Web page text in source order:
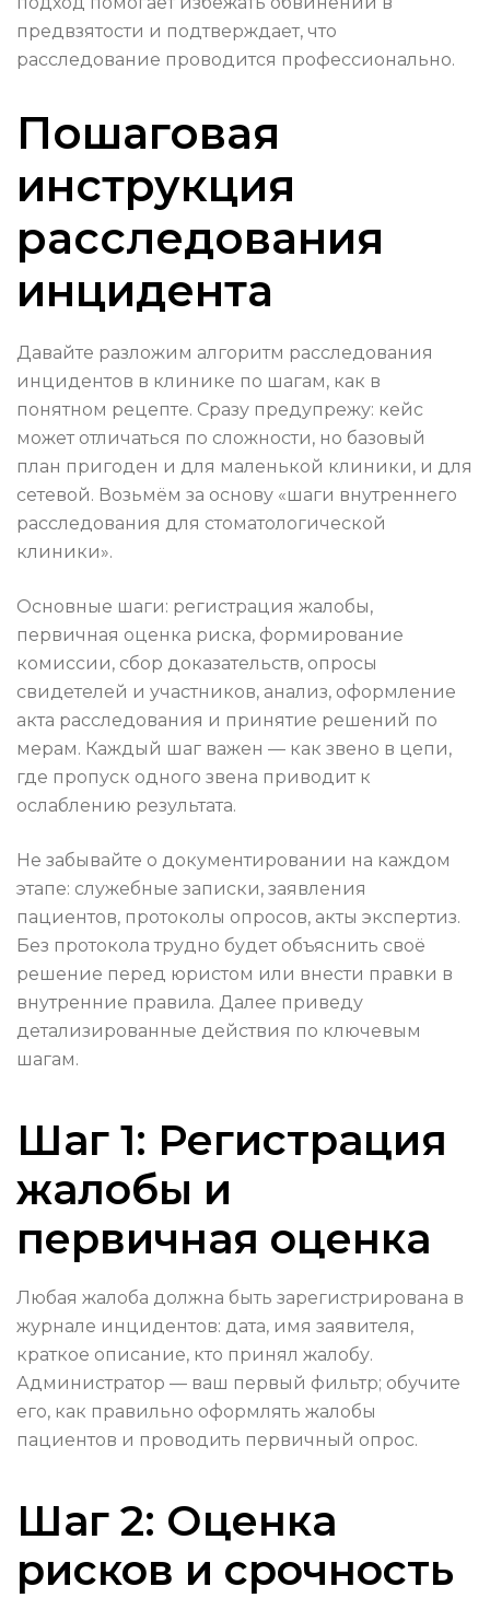
предвзятости и подтверждает, что
расследование проводится профессионально.
Пошаговая
инструкция
расследования
инцидента
Давайте разложим алгоритм расследования
инцидентов в клинике по шагам, как в
понятном рецепте. Сразу предупрежу: кейс
может отличаться по сложности, но базовый
план пригоден и для маленькой клиники, и для
сетевой. Возьмём за основу «шаги внутреннего
расследования для стоматологической
клиники».
Основные шаги: регистрация жалобы,
первичная оценка риска, формирование
комиссии, сбор доказательств, опросы
свидетелей и участников, анализ, оформление
акта расследования и принятие решений по
мерам. Каждый шаг важен — как звено в цепи,
где пропуск одного звена приводит к
ослаблению результата.
Не забывайте о документировании на каждом
этапе: служебные записки, заявления
пациентов, протоколы опросов, акты экспертиз.
Без протокола трудно будет объяснить своё
решение перед юристом или внести правки в
внутренние правила. Далее приведу
детализированные действия по ключевым
шагам.
Шаг 1: Регистрация
жалобы и
первичная оценка
Любая жалоба должна быть зарегистрирована в
журнале инцидентов: дата, имя заявителя,
краткое описание, кто принял жалобу.
Администратор — ваш первый фильтр; обучите
его, как правильно оформлять жалобы
пациентов и проводить первичный опрос.
Шаг 2: Оценка
рисков и срочность